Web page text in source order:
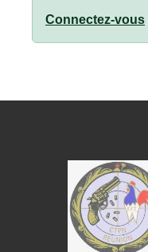
Connectez-vous